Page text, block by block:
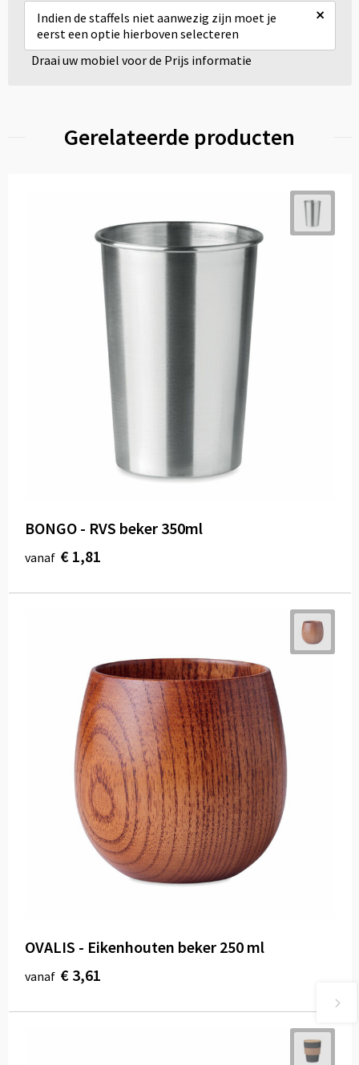
Indien de staffels niet aanwezig zijn moet je
eerst een optie hierboven selecteren
×
Draai uw mobiel voor de Prijs informatie
Gerelateerde producten
BONGO - RVS beker 350ml
vanaf € 1,81
OVALIS - Eikenhouten beker 250 ml
vanaf € 3,61